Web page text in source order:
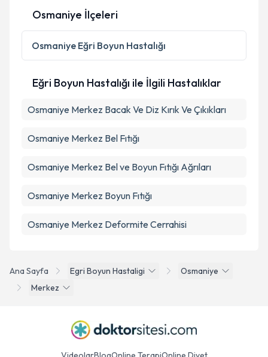
Ana Sayfa Egri Boyun Hastaligi
Osmaniye
Merkez
Osmaniye İlçeleri
Osmaniye Eğri Boyun Hastalığı
Eğri Boyun Hastalığı ile İlgili Hastalıklar
Osmaniye Merkez Bacak Ve Diz Kırık Ve Çıkıkları
Osmaniye Merkez Bel Fıtığı
Osmaniye Merkez Bel ve Boyun Fıtığı Ağrıları
Osmaniye Merkez Boyun Fıtığı
Osmaniye Merkez Deformite Cerrahisi